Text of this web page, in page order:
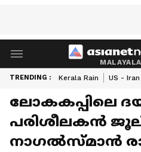
TRENDING : Kerala Rain US -
ലോകകപ്പിലെ
പരിശീലകൻ
നാഗൽസ്‌മാൻ